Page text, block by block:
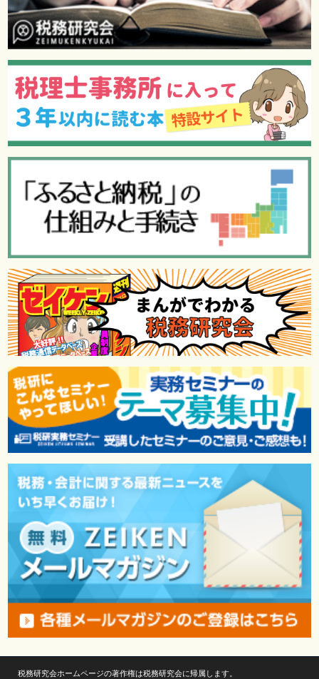
税務研究会ホームページの著作権は税務研究会に帰属します。